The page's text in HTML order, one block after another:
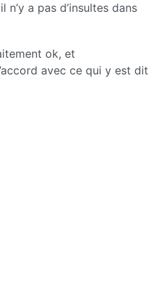
a pas d’insultes dans
ok, et
avec ce qui y est dit